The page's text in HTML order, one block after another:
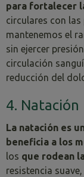
para fortalecer
circulares con
mantenemos el
sin ejercer
circulación
reducción del
4. Natación
La natación es
beneficia a los
los que rodean
resistencia